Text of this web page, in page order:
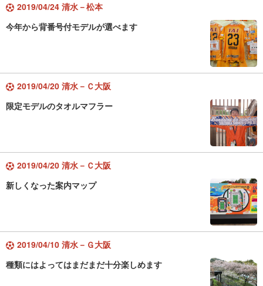
2019/04/24 清水－松本
今年から背番号付モデルが選べます
2019/04/20 清水－Ｃ大阪
限定モデルのタオルマフラー
2019/04/20 清水－Ｃ大阪
新しくなった案内マップ
2019/04/10 清水－Ｇ大阪
種類にはよってはまだまだ十分楽しめます